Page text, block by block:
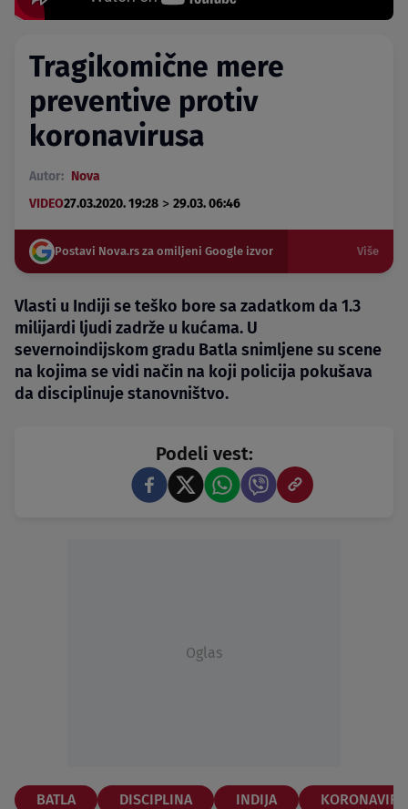
Tragikomične mere
preventive protiv
koronavirusa
Autor: Nova
VIDEO27.03.2020. 19:28 > 29.03. 06:46
Postavi Nova.rs za omiljeni Google izvor Više
Vlasti u Indiji se teško bore sa zadatkom da 1.3
milijardi ljudi zadrže u kućama. U
severnoindijskom gradu Batla snimljene su scene
na kojima se vidi način na koji policija pokušava
da disciplinuje stanovništvo.
Podeli vest:
Oglas
BATLA DISCIPLINA INDIJA